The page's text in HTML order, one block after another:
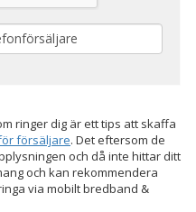
ringer dig är ett tips att skaffa
försäljare. Det eftersom de
och då inte hittar ditt
och kan rekommendera
via mobilt bredband &